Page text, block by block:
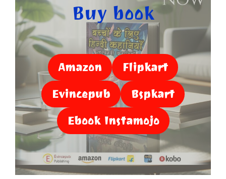
Buy book
Amazon
Flipkart
Evincepub
Bspkart
Ebook Instamojo